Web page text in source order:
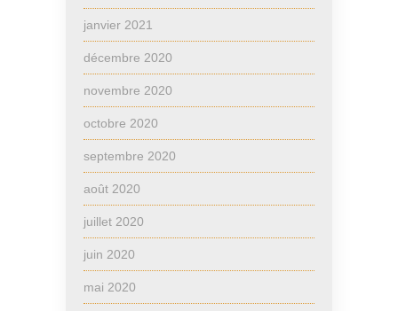
janvier 2021
décembre 2020
novembre 2020
octobre 2020
septembre 2020
août 2020
juillet 2020
juin 2020
mai 2020